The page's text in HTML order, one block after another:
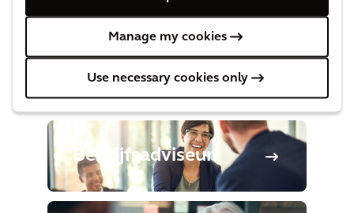
Manage my cookies
Use necessary cookies only
Assetmanagement
Bedrijfsadviseur